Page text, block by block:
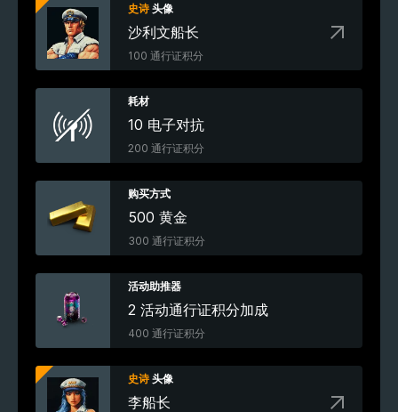
史诗 头像
沙利文船长
100 通行证积分
耗材
10 电子对抗
200 通行证积分
购买方式
500 黄金
300 通行证积分
活动助推器
2 活动通行证积分加成
400 通行证积分
史诗 头像
李船长